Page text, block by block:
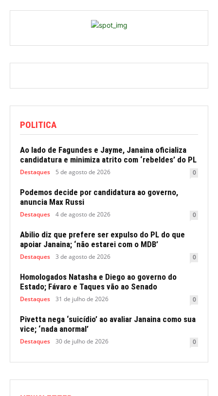
POLITICA
Ao lado de Fagundes e Jayme, Janaina oficializa
candidatura e minimiza atrito com ‘rebeldes’ do PL
Destaques 5 de agosto de 2026 0
Podemos decide por candidatura ao governo,
anuncia Max Russi
Destaques 4 de agosto de 2026 0
Abilio diz que prefere ser expulso do PL do que
apoiar Janaina; ‘não estarei com o MDB’
Destaques 3 de agosto de 2026 0
Homologados Natasha e Diego ao governo do
Estado; Fávaro e Taques vão ao Senado
Destaques 31 de julho de 2026 0
Pivetta nega ‘suicídio’ ao avaliar Janaina como sua
vice; ‘nada anormal’
Destaques 30 de julho de 2026 0